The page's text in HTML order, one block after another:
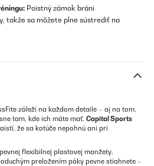
Poistný zámok bráni
takže sa môžete plne sústrediť na
záleží na každom detaile – aj na tom,
tam, kde ich máte mať. Capital Sports
že sa kotúče nepohnú ani pri
flexibilnej plastovej manžety.
preložením páky pevne stiahnete –